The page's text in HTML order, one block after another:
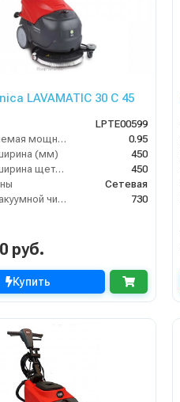
LAVAMATIC 30 С 45
LPTE00599
Потребляемая мощность (кВт)
0.95
(мм)
450
Рабочая ширина щеток (мм)
450
Сетевая
Ширина вакуумной чистки (мм)
730
руб.
Купить